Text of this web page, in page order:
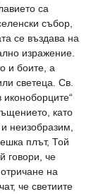
са
събор,
се въздава на
изражение.
и боите, а
светеца. Св.
като
неизобразим,
плът, Той
говори, че
на
че светиите